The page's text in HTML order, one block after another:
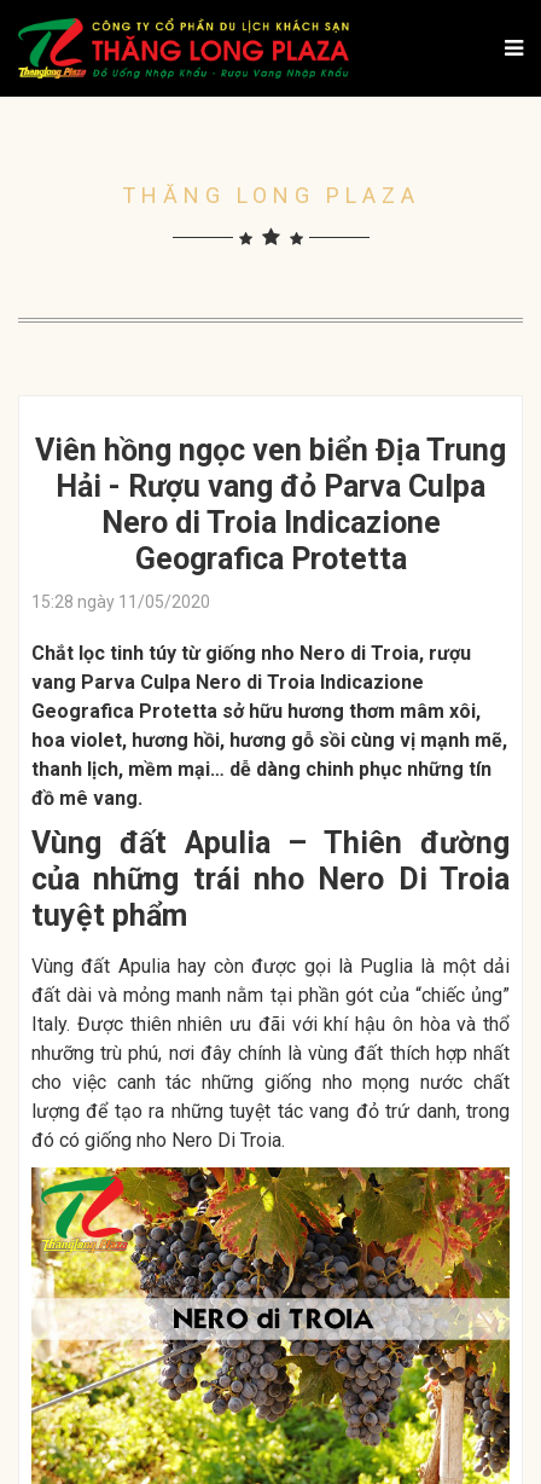
THĂNG LONG PLAZA
Viên hồng ngọc ven biển Địa Trung
Hải - Rượu vang đỏ Parva Culpa
Nero di Troia Indicazione
Geografica Protetta
15:28 ngày 11/05/2020
Chắt lọc tinh túy từ giống nho Nero di Troia, rượu
vang Parva Culpa Nero di Troia Indicazione
Geografica Protetta sở hữu hương thơm mâm xôi,
hoa violet, hương hồi, hương gỗ sồi cùng vị mạnh mẽ,
thanh lịch, mềm mại… dễ dàng chinh phục những tín
đồ mê vang.
Vùng đất Apulia – Thiên đường
của những trái nho Nero Di Troia
tuyệt phẩm
Vùng đất Apulia hay còn được gọi là Puglia là một dải
đất dài và mỏng manh nằm tại phần gót của “chiếc ủng”
Italy. Được thiên nhiên ưu đãi với khí hậu ôn hòa và thổ
nhưỡng trù phú, nơi đây chính là vùng đất thích hợp nhất
cho việc canh tác những giống nho mọng nước chất
lượng để tạo ra những tuyệt tác vang đỏ trứ danh, trong
đó có giống nho Nero Di Troia.